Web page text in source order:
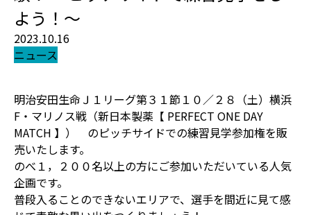
よう！～
2023.10.16
ニュース
明治安田生命Ｊ１リーグ第３１節１０／２８（土）横浜
F・マリノス戦（新日本製薬【 PERFECT ONE DAY
MATCH 】） のピッチサイドでの練習見学参加権を販
売いたします。
のべ１，２００名以上の方にご参加いただいている人気
企画です。
普段入ることのできないエリアで、選手を間近に見て感